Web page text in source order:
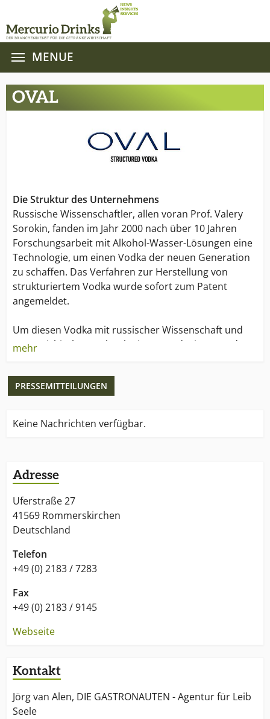
MENUE
OVAL
Die Struktur des Unternehmens
Russische Wissenschaftler, allen voran Prof. Valery
Sorokin, fanden im Jahr 2000 nach über 10 Jahren
Forschungsarbeit mit Alkohol-Wasser-Lösungen eine
Technologie, um einen Vodka der neuen Generation
zu schaffen. Das Verfahren zur Herstellung von
strukturiertem Vodka wurde sofort zum Patent
angemeldet.
Um diesen Vodka mit russischer Wissenschaft und
österreichischer Technologie zu produzieren und
gegründet.
sind die Premium Vodkas von OVAL in der
preisgekrönten Designerflasche mittlerweile auch in
OVAL Vodka – eine Erfolgsgeschichte, die Monat für
mehr
PRESSEMITTEILUNGEN
Keine Nachrichten verfügbar.
Adresse
Uferstraße 27
41569 Rommerskirchen
Deutschland
Telefon
+49 (0) 2183 / 7283
Fax
+49 (0) 2183 / 9145
Webseite
Kontakt
Jörg van Alen, DIE GASTRONAUTEN - Agentur für Leib
Seele